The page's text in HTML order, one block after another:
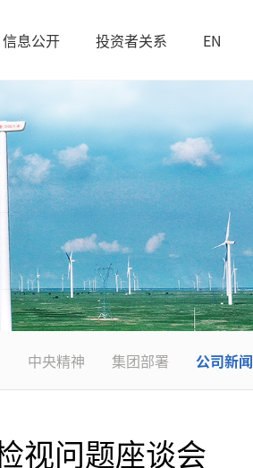
信息公开 投资者关系 EN
中央精神 集团部署 公司新闻
视问题座谈会